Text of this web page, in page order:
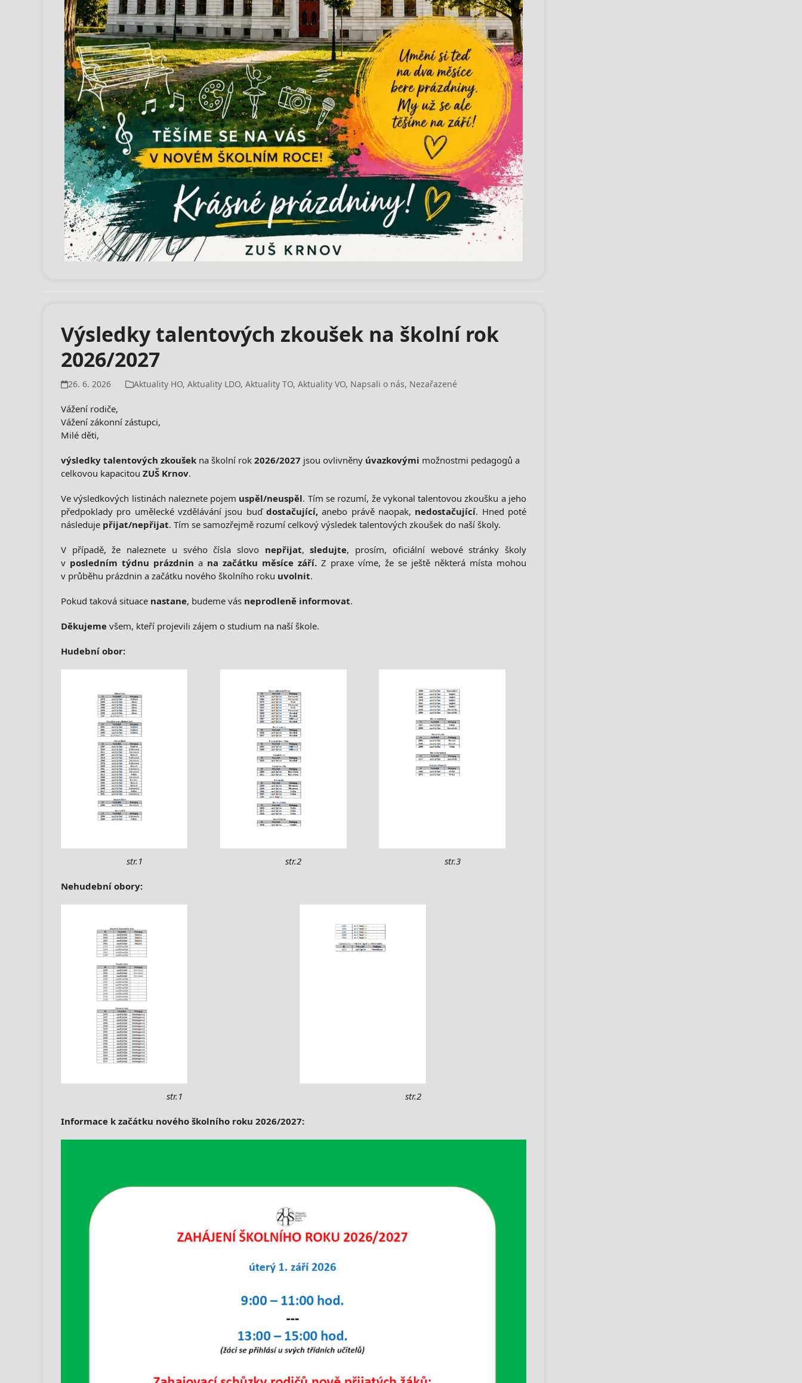
Výsledky talentových zkoušek na školní rok
2026/2027
26. 6. 2026 Aktuality HO,Aktuality LDO,Aktuality TO,Aktuality VO, Napsali o nás, Nezařazené
Vážení rodiče,
Vážení zákonní zástupci,
Milé děti,
výsledky talentových zkoušek na školní rok 2026/2027 jsou ovlivněny úvazkovými možnostmi pedagogů a
celkovou kapacitou ZUŠ Krnov.
Ve výsledkových listinách naleznete pojem uspěl/neuspěl. Tím se rozumí, že vykonal talentovou zkoušku a jeho
předpoklady pro umělecké vzdělávání jsou buď dostačující, anebo právě naopak, nedostačující. Hned poté
následuje přijat/nepřijat. Tím se samozřejmě rozumí celkový výsledek talentových zkoušek do naší školy.
V případě, že naleznete u svého čísla slovo nepřijat,sledujte, prosím, oficiální webové stránky školy
v posledním týdnu prázdnin a na začátku měsíce září. Z praxe víme, že se ještě některá místa mohou
v průběhu prázdnin a začátku nového školního roku uvolnit.
Pokud taková situace nastane, budeme vás neprodleně informovat.
Děkujeme všem, kteří projevili zájem o studium na naší škole.
Hudební obor:
str.1 str.2 str.3
Nehudební obory:
str.1 str.2
Informace k začátku nového školního roku 2026/2027: